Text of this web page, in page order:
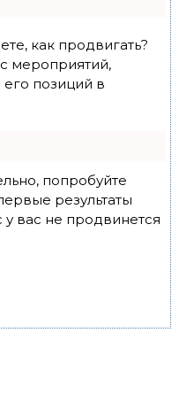
как продвигать?
мероприятий,
позиций в
попробуйте
результаты
вас не продвинется